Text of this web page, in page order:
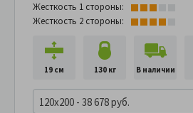
Жесткость 1 стороны:
Жесткость 2 стороны:
19 см 130 кг В наличии
120x200 - 38 678 руб.